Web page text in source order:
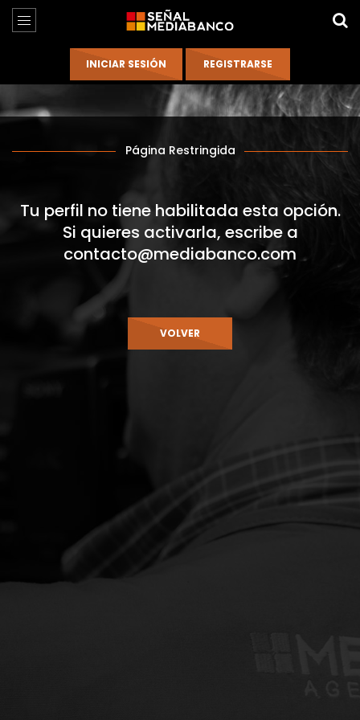
Página Restringida
Tu perfil no tiene habilitada esta opción.
Si quieres activarla, escribe a
contacto@mediabanco.com